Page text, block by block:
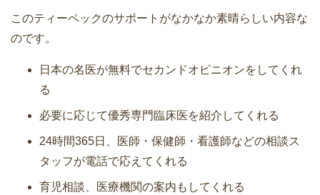
このティーペックのサポートがなかなか素晴らしい内容な
のです。
日本の名医が無料でセカンドオピニオンをしてくれ
る
必要に応じて優秀専門臨床医を紹介してくれる
24時間365日、医師・保健師・看護師などの相談ス
タッフが電話で応えてくれる
育児相談、医療機関の案内もしてくれる